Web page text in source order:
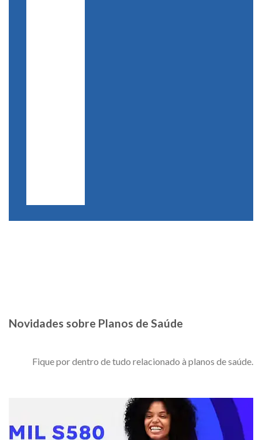
Novidades sobre Planos de Saúde
Fique por dentro de tudo relacionado à planos de saúde.